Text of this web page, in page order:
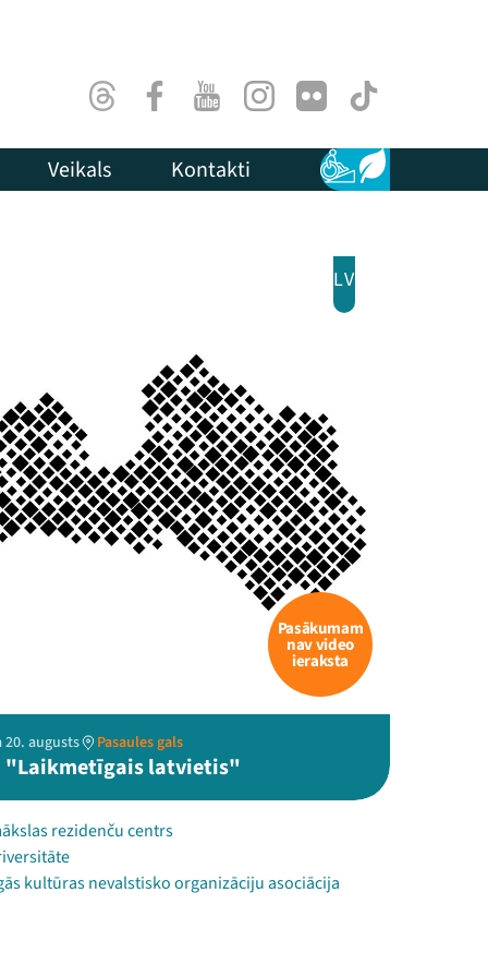
ThreadsFacebookYoutubeInstagram
Flick TikTok
Veikals Kontakti Pieejamība
Ilgtspēja
LV
Pasākumam
nav video
ieraksta
20. augusts Pasaules gals
"Laikmetīgais latvietis"
rezidenču centrs
kultūras nevalstisko organizāciju asociācija